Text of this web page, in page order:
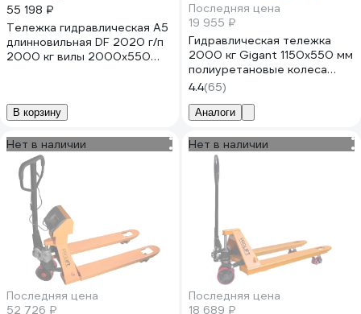
55 198 ₽
Тележка гидравлическая А5
длинновильная DF 2020 г/п
2000 кг вилы 2000x550
В корзину
Последняя цена
19 955 ₽
Гидравлическая тележка
2000 кг Gigant 1150x550 мм
полиуретановые колеса
JHPT2000
4.4(65)
Аналоги
Нет в наличии
Последняя цена
52 726 ₽
Нет в наличии
Последняя цена
18 689 ₽